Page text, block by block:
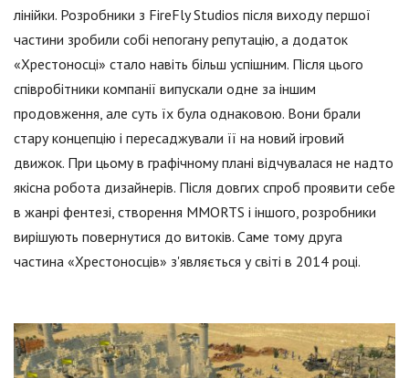
лінійки. Розробники з FireFly Studios після виходу першої
частини зробили собі непогану репутацію, а додаток
«Хрестоносці» стало навіть більш успішним. Після цього
співробітники компанії випускали одне за іншим
продовження, але суть їх була однаковою. Вони брали
стару концепцію і пересаджували її на новий ігровий
движок. При цьому в графічному плані відчувалася не надто
якісна робота дизайнерів. Після довгих спроб проявити себе
в жанрі фентезі, створення MMORTS і іншого, розробники
вирішують повернутися до витоків. Саме тому друга
частина «Хрестоносців» з'являється у світі в 2014 році.